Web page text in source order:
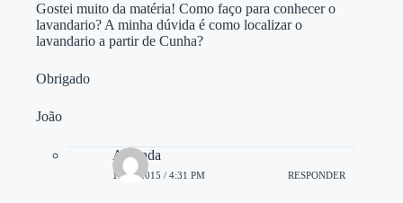
Gostei muito da matéria! Como faço para conhecer o
lavandario? A minha dúvida é como localizar o
lavandario a partir de Cunha?
Obrigado
João
Amanda
10/11/2015 / 4:31 PM RESPONDER